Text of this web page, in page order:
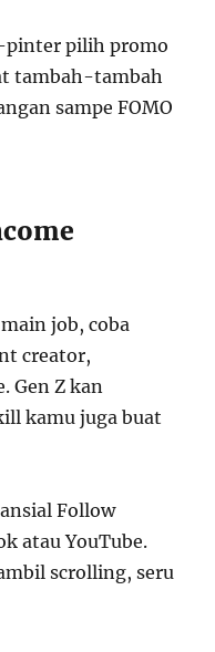
pinter pilih promo
tambah-tambah
sampe FOMO
job, coba
creator,
Gen Z kan
kamu juga buat
Follow
atau YouTube.
scrolling, seru